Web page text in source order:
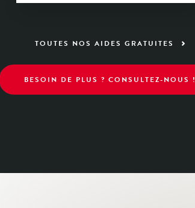
TOUTES NOS AIDES GRATUITES
BESOIN DE PLUS ? CONSULTEZ-NOUS !